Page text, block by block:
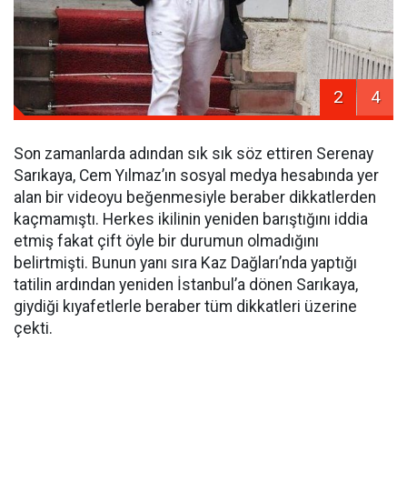
2 4
Son zamanlarda adından sık sık söz ettiren Serenay
Sarıkaya, Cem Yılmaz’ın sosyal medya hesabında yer
alan bir videoyu beğenmesiyle beraber dikkatlerden
kaçmamıştı. Herkes ikilinin yeniden barıştığını iddia
etmiş fakat çift öyle bir durumun olmadığını
belirtmişti. Bunun yanı sıra Kaz Dağları’nda yaptığı
tatilin ardından yeniden İstanbul’a dönen Sarıkaya,
giydiği kıyafetlerle beraber tüm dikkatleri üzerine
çekti.